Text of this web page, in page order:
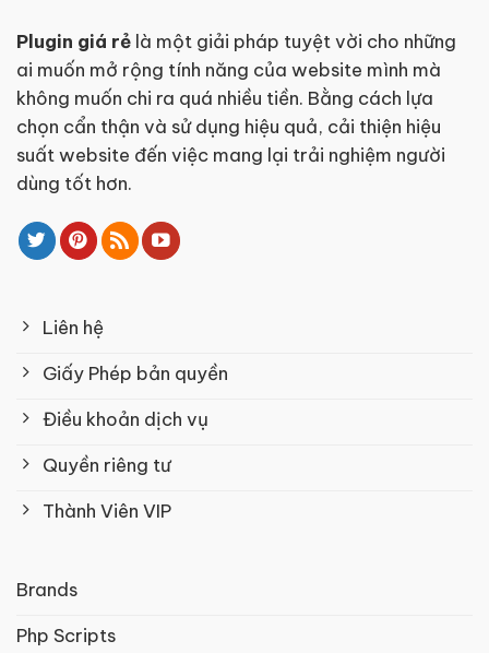
Plugin giá rẻ là một giải pháp tuyệt vời cho những
ai muốn mở rộng tính năng của website mình mà
không muốn chi ra quá nhiều tiền. Bằng cách lựa
chọn cẩn thận và sử dụng hiệu quả, cải thiện hiệu
suất website đến việc mang lại trải nghiệm người
dùng tốt hơn.
Liên hệ
Giấy Phép bản quyền
Điều khoản dịch vụ
Quyền riêng tư
Thành Viên VIP
Brands
Php Scripts